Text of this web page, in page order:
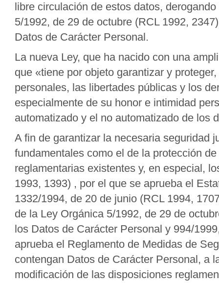
libre circulación de estos datos,
5/1992, de 29 de octubre (RCL 1992,
Datos de Carácter Personal.
La nueva Ley, que ha nacido con una
que «tiene por objeto garantizar y
personales, las libertades públicas y los
especialmente de su honor e intimidad
automatizado y el no automatizado de los
A fin de garantizar la necesaria seguridad
fundamentales como el de la protección
reglamentarias existentes y, en especial,
1993, 1393) , por el que se aprueba el
1332/1994, de 20 de junio (RCL 1994,
de la Ley Orgánica 5/1992, de 29 de
los Datos de Carácter Personal y 994/
aprueba el Reglamento de Medidas de
contengan Datos de Carácter Personal, a
modificación de las disposiciones